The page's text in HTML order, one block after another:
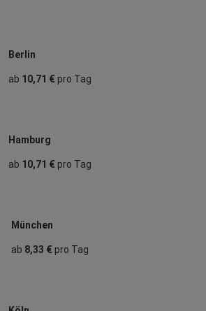
Berlin
ab 10,71 €pro Tag
Hamburg
ab 10,71 €pro Tag
München
ab 8,33 €pro Tag